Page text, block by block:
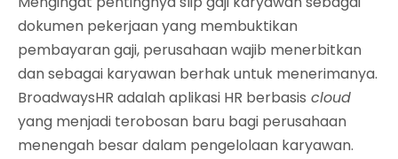
dokumen pekerjaan yang membuktikan
pembayaran gaji, perusahaan wajib menerbitkan
dan sebagai karyawan berhak untuk menerimanya.
BroadwaysHR adalah aplikasi HR berbasis cloud
yang menjadi terobosan baru bagi perusahaan
menengah besar dalam pengelolaan karyawan.